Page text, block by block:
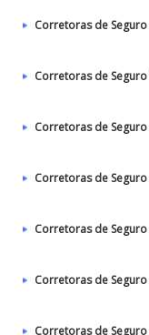
Corretoras de
Corretoras de
Corretoras de
Corretoras de
Corretoras de
Corretoras de
Corretoras de